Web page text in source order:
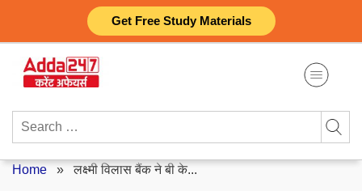
Get Free Study Materials
content
Search
Home »लक्ष्मी विलास बैंक ने बी के...